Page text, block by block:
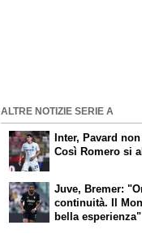
ALTRE NOTIZIE SERIE A
Inter, Pavard
Così Romero si
Juve, Bremer:
continuità. Il
bella esperienza"